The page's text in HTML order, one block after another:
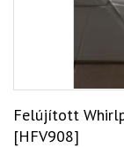
Felújított
[HFV908]